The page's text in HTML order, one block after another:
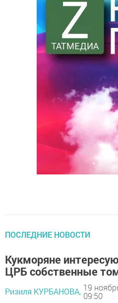
ПОСЛЕДНИЕ НОВОСТИ
Кукморяне
ЦРБ собственные
Ризиля КУРБАНОВА, 19
09:50